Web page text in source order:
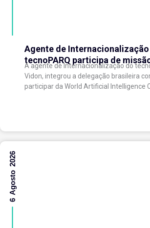
Agente de
tecnoPARQ participa de
internacional na China e
com o ecossistema de
A agente de Internacionalização do
Vidon, integrou a delegação brasileira
participar da World Artificial Intelligence
6 Agosto 2026